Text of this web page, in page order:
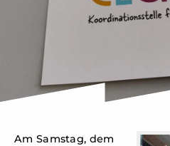
Am Samstag, dem